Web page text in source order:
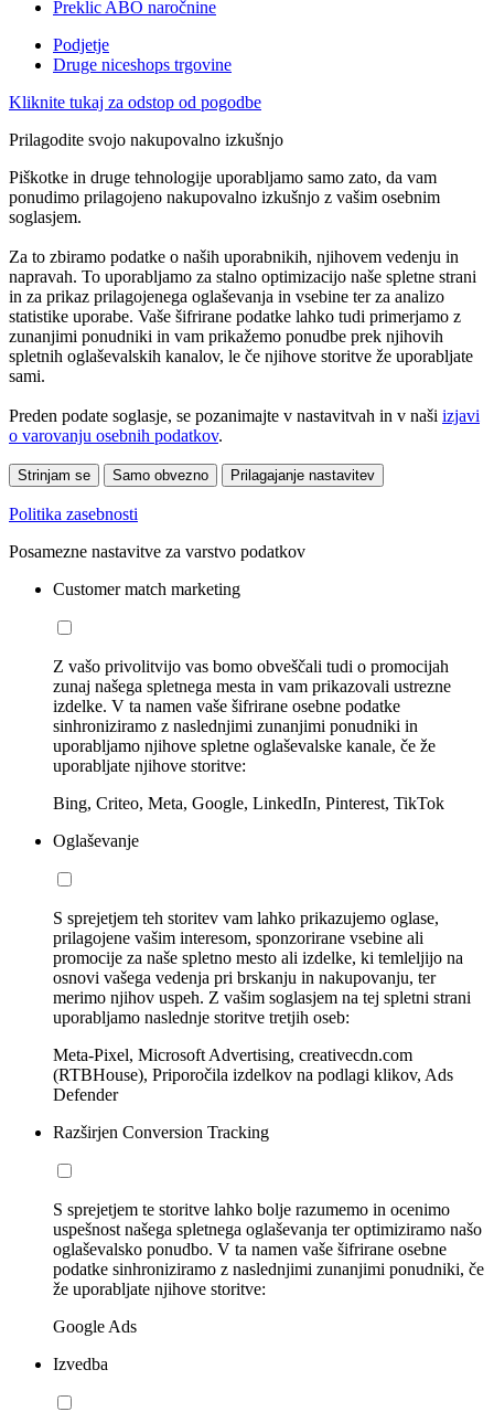
Preklic ABO naročnine
Podjetje
Druge niceshops trgovine
Kliknite tukaj za odstop od pogodbe
Prilagodite svojo nakupovalno izkušnjo
Piškotke in druge tehnologije uporabljamo samo zato, da vam
ponudimo prilagojeno nakupovalno izkušnjo z vašim osebnim
soglasjem.
Za to zbiramo podatke o naših uporabnikih, njihovem vedenju in
napravah. To uporabljamo za stalno optimizacijo naše spletne strani
in za prikaz prilagojenega oglaševanja in vsebine ter za analizo
statistike uporabe. Vaše šifrirane podatke lahko tudi primerjamo z
zunanjimi ponudniki in vam prikažemo ponudbe prek njihovih
spletnih oglaševalskih kanalov, le če njihove storitve že uporabljate
sami.
Preden podate soglasje, se pozanimajte v nastavitvah in v naši izjavi
o varovanju osebnih podatkov.
Strinjam se Samo obvezno Prilagajanje nastavitev
Politika zasebnosti
Posamezne nastavitve za varstvo podatkov
Customer match marketing
Z vašo privolitvijo vas bomo obveščali tudi o promocijah
zunaj našega spletnega mesta in vam prikazovali ustrezne
izdelke. V ta namen vaše šifrirane osebne podatke
sinhroniziramo z naslednjimi zunanjimi ponudniki in
uporabljamo njihove spletne oglaševalske kanale, če že
uporabljate njihove storitve:
Bing, Criteo, Meta, Google, LinkedIn, Pinterest, TikTok
Oglaševanje
S sprejetjem teh storitev vam lahko prikazujemo oglase,
prilagojene vašim interesom, sponzorirane vsebine ali
promocije za naše spletno mesto ali izdelke, ki temleljijo na
osnovi vašega vedenja pri brskanju in nakupovanju, ter
merimo njihov uspeh. Z vašim soglasjem na tej spletni strani
uporabljamo naslednje storitve tretjih oseb:
Meta-Pixel, Microsoft Advertising, creativecdn.com
(RTBHouse), Priporočila izdelkov na podlagi klikov, Ads
Defender
Razširjen Conversion Tracking
S sprejetjem te storitve lahko bolje razumemo in ocenimo
uspešnost našega spletnega oglaševanja ter optimiziramo našo
oglaševalsko ponudbo. V ta namen vaše šifrirane osebne
podatke sinhroniziramo z naslednjimi zunanjimi ponudniki, če
že uporabljate njihove storitve:
Google Ads
Izvedba